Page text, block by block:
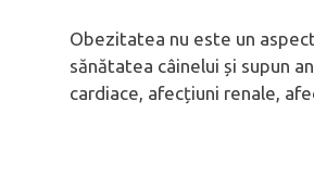
Obezitatea nu este un
sănătatea câinelui și supun
cardiace, afecțiuni renale,